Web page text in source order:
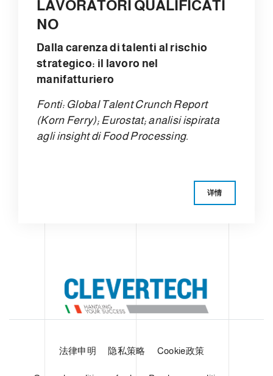
LAVORATORI QUALIFICATI
NO
Dalla carenza di talenti al rischio
strategico: il lavoro nel
manifatturiero
Fonti: Global Talent Crunch Report
(Korn Ferry); Eurostat; analisi ispirata
agli insight di Food Processing.
详情
法律申明 隐私策略 Cookie政策